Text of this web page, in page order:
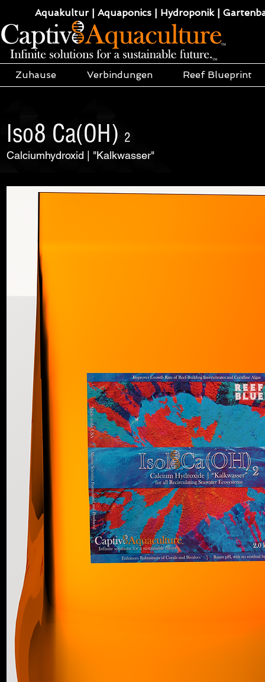
Aquakultur | Aquaponics | Hydroponik |
Zuhause Verbindungen Reef Blueprint
Iso8 Ca(OH) 2
Calciumhydroxid | "Kalkwasser"